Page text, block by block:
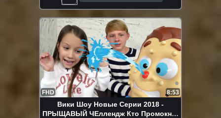
FHD 8:53
Вики Шоу Новые Серии 2018 -
ПРЫЩАВЫЙ ЧЕллендж Кто Промокнет